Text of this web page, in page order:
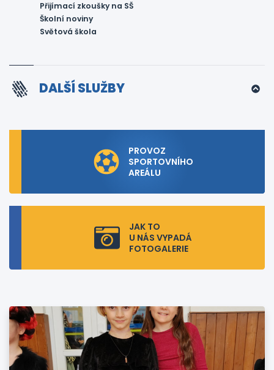
Přijímací zkoušky na SŠ
Školní noviny
Světová škola
DALŠÍ SLUŽBY
PROVOZ
SPORTOVNÍHO
AREÁLU
JAK TO
U NÁS VYPADÁ
FOTOGALERIE